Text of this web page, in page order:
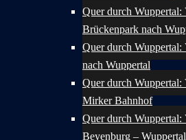
Quer durch Wuppertal:
Brückenpark nach
Quer durch Wuppertal:
nach Wuppertal
Quer durch
Mirker Bahnhof
Quer durch Wuppertal:
Beyenburg –